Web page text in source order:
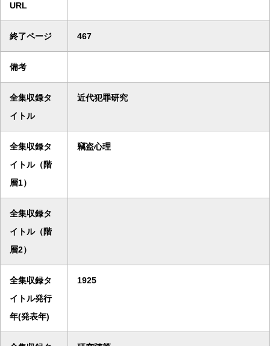
URL
終了ページ 467
備考
全集収録タ
イトル
近代犯罪研究
全集収録タ
イトル（階
層1）
竊盗心理
全集収録タ
イトル（階
層2）
全集収録タ
イトル発行
年(発表年)
1925